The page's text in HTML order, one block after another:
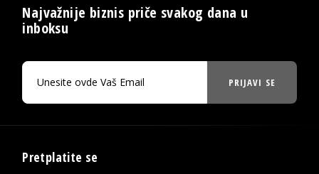
Najvažnije biznis priče svakog dana u
inboksu
PRIJAVI SE
Pretplatite se